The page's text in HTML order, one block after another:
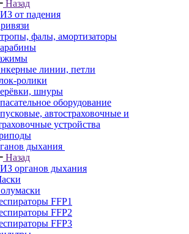
Назад
от падения
фалы, амортизаторы
линии, петли
ролики
шнуры
оборудование
автостраховочные и
устройства
дыхания
Назад
органов дыхания
FFP1
FFP2
FFP3